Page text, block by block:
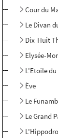
Cour du
Le Divan
Dix-Huit
Elysée-
L'Etoile
Ève
Le
Le Grand